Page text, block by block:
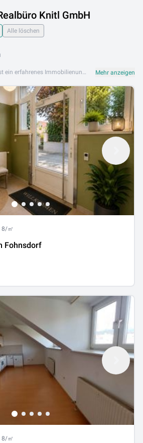
Knitl GmbH
Alle löschen
Das Realbüro Knitl GmbH ist ein erfahrenes Immobilienunternehmen in der Obersteiermark. Mit einem kompetenten Team und regionalem Markt-Know-how begleitet Realbüro Knitl GmbH Kunden bei Kauf, Verkauf und Vermietung von Wohnimmobilien und Grundstücken in der Region. Das Angebot umfasst Eigentumswohnungen, Mietwohnungen, Einfamilienhäuser und Grundstücke. Realbüro Knitl GmbH steht für persönliche Beratung, regionale Kompetenz und eine verlässliche Abwicklung aller Immobilientransaktionen. Realbüro Knitl GmbH ist an folgendem Standort aktiv: 8753 Fohnsdorf. Entdecken Sie jetzt die Immobilienangebote von Realbüro Knitl GmbH auf Lib.at und finden Sie Ihr passendes Objekt in der Obersteiermark. Mehr anzeigen
8/㎡
Fohnsdorf
8/㎡